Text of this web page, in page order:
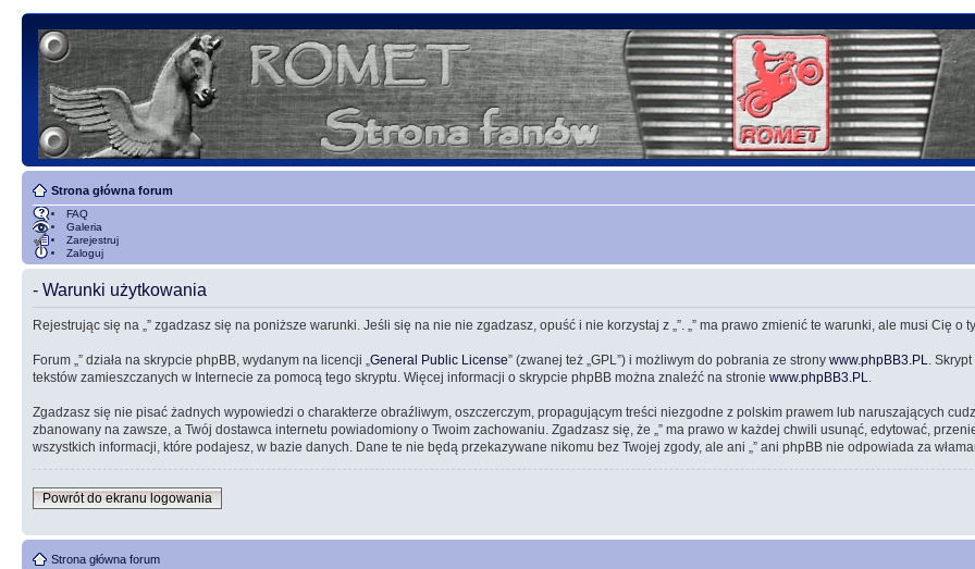
Strona główna forum
FAQ
Galeria
Zarejestruj
Zaloguj
- Warunki użytkowania
Rejestrując się na „” zgadzasz się na poniższe warunki. Jeśli się na nie nie zgadzasz, opuść i nie korzystaj z „”. „” ma prawo zmienić te warunki, ale musi Cię o
Forum „” działa na skrypcie phpBB, wydanym na licencji „General Public License” (zwanej też „GPL”) i możliwym do pobrania ze strony www.phpBB3.PL.
tekstów zamieszczanych w Internecie za pomocą tego skryptu. Więcej informacji o skrypcie phpBB można znaleźć na stronie www.phpBB3.PL.
Zgadzasz się nie pisać żadnych wypowiedzi o charakterze obraźliwym, oszczerczym, propagującym treści niezgodne z polskim prawem lub naruszających
zbanowany na zawsze, a Twój dostawca internetu powiadomiony o Twoim zachowaniu. Zgadzasz się, że „” ma prawo w każdej chwili usunąć, edytować,
wszystkich informacji, które podajesz, w bazie danych. Dane te nie będą przekazywane nikomu bez Twojej zgody, ale ani „” ani phpBB nie odpowiada za
Powrót do ekranu logowania
Strona główna forum